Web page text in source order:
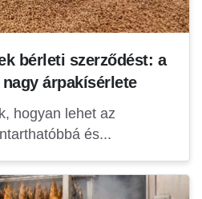
bérleti szerződést: a
árpakísérlete
hogyan lehet az
és...